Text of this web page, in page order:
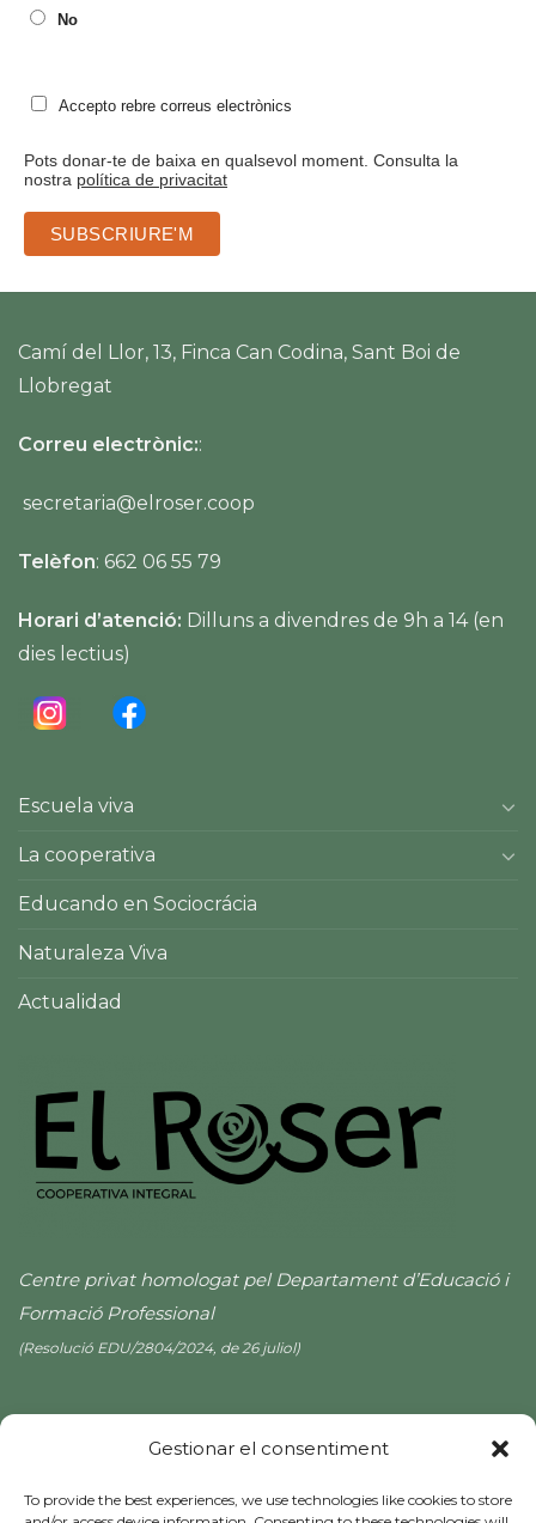
Gestionar el consentiment
To provide the best experiences, we use technologies like cookies to store
No
Accepto rebre correus electrònics
Pots donar-te de baixa en qualsevol moment. Consulta la
nostra política de privacitat
Camí del Llor, 13, Finca Can Codina, Sant Boi de
Llobregat
Correu electrònic::
secretaria@elroser.coop
Telèfon: 662 06 55 79
Horari d’atenció: Dilluns a divendres de 9h a 14 (en
dies lectius)
Escuela viva
La cooperativa
Educando en Sociocrácia
Naturaleza Viva
Actualidad
Centre privat homologat pel Departament d’Educació i
Formació Professional
(Resolució EDU/2804/2024, de 26 juliol)